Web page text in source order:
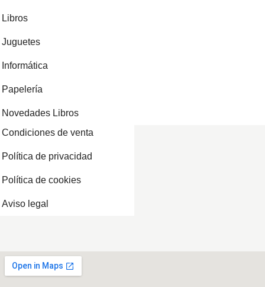
Libros
Juguetes
Informática
Papelería
Novedades Libros
Condiciones de venta
Política de privacidad
Política de cookies
Aviso legal